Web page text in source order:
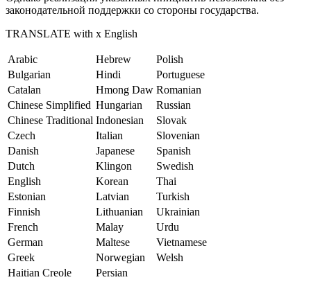
законодательной поддержки со стороны государства.
TRANSLATE with x English
Arabic Hebrew
Polish
Bulgarian
Hindi
Portuguese
Catalan
Hmong Daw Romanian
Chinese Simplified Hungarian
Russian
Chinese Traditional Indonesian
Slovak
Czech
Italian
Slovenian
Danish
Japanese
Spanish
Dutch
Klingon
Swedish
English
Korean
Thai
Estonian
Latvian
Turkish
Finnish
Lithuanian
Ukrainian
French
Malay
Urdu
German
Maltese
Vietnamese
Greek
Norwegian
Welsh
Haitian Creole
Persian